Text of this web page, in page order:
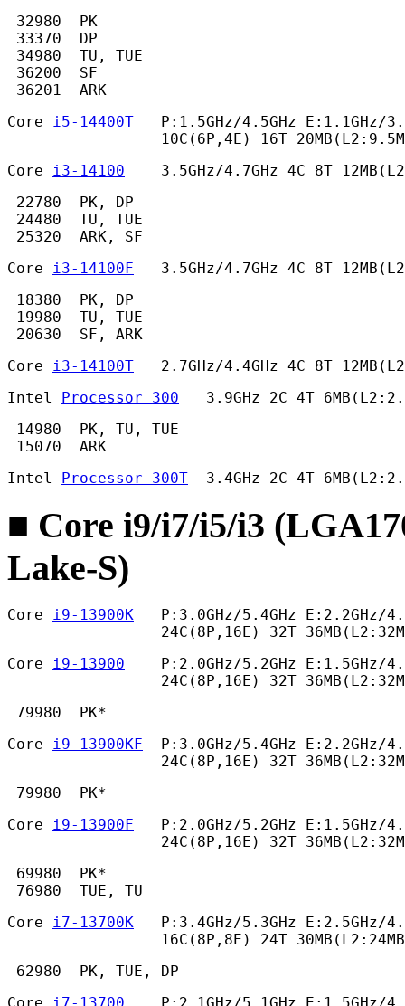
32980  PK
33370  DP
34980  TU, TUE
36200  SF
36201  ARK
Core i5-14400T
P:1.5GHz/4.5GHz E:1.1GHz/
10C(6P,4E) 16T
Core i3-14100
3.5GHz/4.7GHz 4C 8T
22780  PK, DP
24480  TU, TUE
25320  ARK, SF
Core i3-14100F
3.5GHz/4.7GHz 4C 8T
18380  PK, DP
19980  TU, TUE
20630  SF, ARK
Core i3-14100T
2.7GHz/4.4GHz 4C 8T
Intel
Processor 300
3.9GHz 2C 4T
14980  PK, TU, TUE
15070  ARK
Intel
Processor 300T
3.4GHz 2C 4T
■ Core i9/i7/i5/i3
Lake-S)
Core i9-13900K
P:3.0GHz/5.4GHz E:2.2GHz/
24C(8P,16E) 32T
Core i9-13900
P:2.0GHz/5.2GHz E:1.5GHz/
24C(8P,16E) 32T
79980  PK*
Core i9-13900KF
P:3.0GHz/5.4GHz E:2.2GHz/
24C(8P,16E) 32T
79980  PK*
Core i9-13900F
P:2.0GHz/5.2GHz E:1.5GHz/
24C(8P,16E) 32T
69980  PK*
76980  TUE, TU
Core i7-13700K
P:3.4GHz/5.3GHz E:2.5GHz/
16C(8P,8E) 24T
62980  PK, TUE, DP